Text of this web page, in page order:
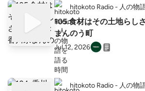
hitokoto Radio - 人の物
105.食材はその土地らし
まんのう町
Jul 12, 2026
hitokoto Radio - 人の物